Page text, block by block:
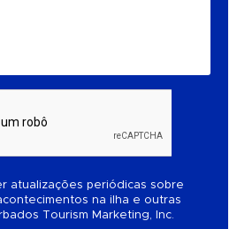
atualizações periódicas sobre
na ilha e outras
Tourism Marketing, Inc.